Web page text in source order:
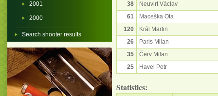
38
Neuvirt Václav
61
Maceška Ota
120
Král Martin
26
Paris Milan
35
Červ Milan
25
Havel Petr
Statistics:
2001
2000
Search shooter results